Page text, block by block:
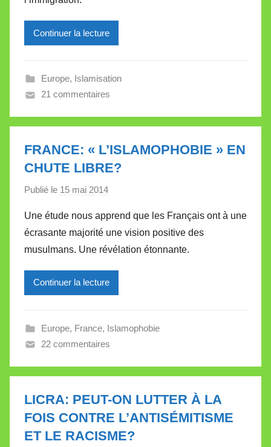
l
e
a
l
e
t
e
Continuer la lecture
Europe, Islamisation
21 commentaires
FRANCE: « L’ISLAMOPHOBIE » EN
CHUTE LIBRE?
Publié le 15 mai 2014
r
M
i
r
e
l
e
a
l
e
t
Une étude nous apprend que les Français ont à une
écrasante majorité une vision positive des
musulmans. Une révélation étonnante.
Continuer la lecture
Europe, France, Islamophobie
22 commentaires
LICRA: PEUT-ON LUTTER À LA
FOIS CONTRE L’ANTISÉMITISME
ET LE RACISME?